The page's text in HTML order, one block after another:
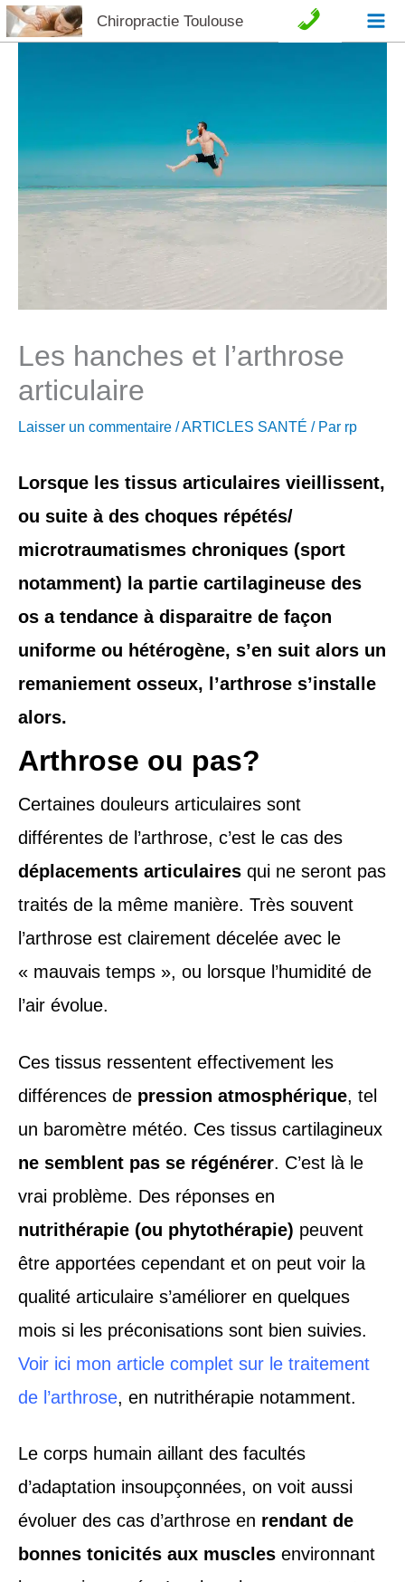
Aller
au
Chiropractie Toulouse C
t
a
e
t
d
s
s
Les hanches et l’arthrose
articulaire
Laisser un commentaire /ARTICLES SANTÉ / Par rp
Lorsque les tissus articulaires vieillissent,
ou suite à des choques répétés/
microtraumatismes chroniques (sport
notamment) la partie cartilagineuse des
os a tendance à disparaitre de façon
uniforme ou hétérogène, s’en suit alors un
remaniement osseux, l’arthrose s’installe
alors.
Arthrose ou pas?
Certaines douleurs articulaires sont
différentes de l’arthrose, c’est le cas des
déplacements articulaires qui ne seront pas
traités de la même manière. Très souvent
l’arthrose est clairement décelée avec le
« mauvais temps », ou lorsque l’humidité de
l’air évolue.
Ces tissus ressentent effectivement les
différences de pression atmosphérique, tel
un baromètre météo. Ces tissus cartilagineux
ne semblent pas se régénérer. C’est là le
vrai problème. Des réponses en
nutrithérapie (ou phytothérapie) peuvent
être apportées cependant et on peut voir la
qualité articulaire s’améliorer en quelques
mois si les préconisations sont bien suivies.
Voir ici mon article complet sur le traitement
de l’arthrose, en nutrithérapie notamment.
Le corps humain aillant des facultés
d’adaptation insoupçonnées, on voit aussi
évoluer des cas d’arthrose en rendant de
bonnes tonicités aux muscles environnant